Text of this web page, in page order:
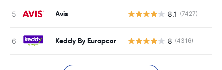
Avis 8.1 (7427)
Keddy By Europcar 8 (4316)